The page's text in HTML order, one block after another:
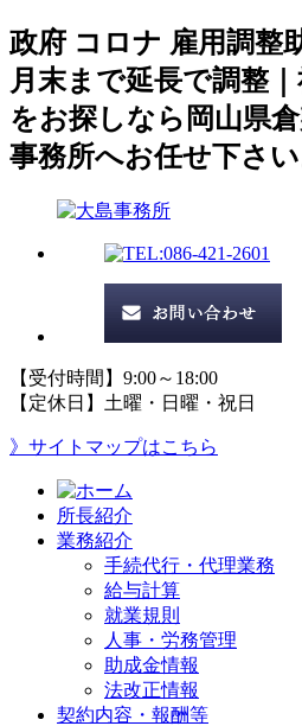
政府 コロナ 雇用調整
月末まで延長で調整
をお探しなら岡山県
事務所へお任せ下さい
【受付時間】9:00～18:00
【定休日】土曜・日曜・祝日
》サイトマップはこちら
所長紹介
業務紹介
手続代行・代理業務
給与計算
就業規則
人事・労務管理
助成金情報
法改正情報
契約内容・報酬等